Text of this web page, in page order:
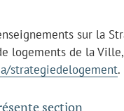
sur la
logements de la
strategiedelogement.
section